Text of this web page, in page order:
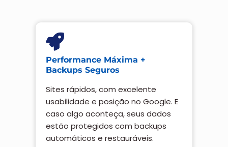
Performance Máxima +
Backups Seguros
Sites rápidos, com excelente
usabilidade e posição no Google. E
caso algo aconteça, seus dados
estão protegidos com backups
automáticos e restauráveis.